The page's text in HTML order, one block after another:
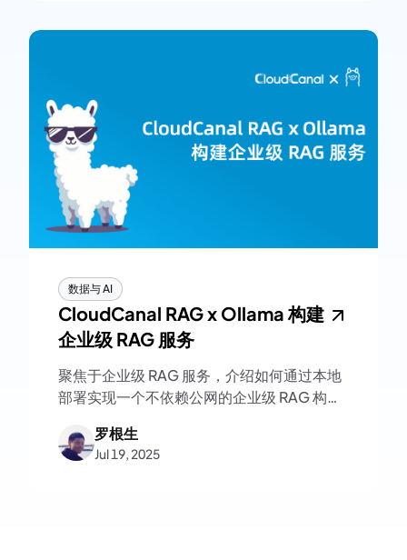
数据与 AI
CloudCanal RAG x Ollama 构建
企业级 RAG 服务
聚焦于企业级 RAG 服务，介绍如何通过本地
部署实现一个不依赖公网的企业级 RAG 构建
罗根生
Jul 19, 2025